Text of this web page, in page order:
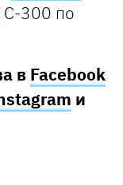
С-300 по
в Facebook
и